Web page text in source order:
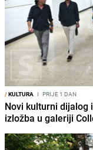
/KULTURA I PRIJE 1 DAN
Novi kulturni dijalog
izložba u galeriji